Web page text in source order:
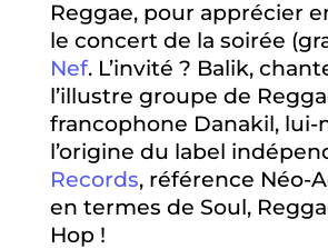
Reggae, pour apprécier
le concert de la soirée
Nef. L’invité ? Balik,
l’illustre groupe de
francophone Danakil, lui-
l’origine du label
Records, référence Néo-
en termes de Soul,
Hop !